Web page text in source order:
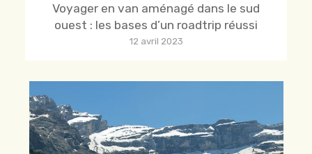
Voyager en van aménagé dans le sud
ouest : les bases d’un roadtrip réussi
12 avril 2023